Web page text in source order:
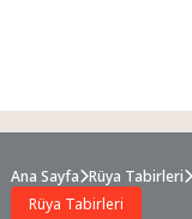
Ana Sayfa Rüya Tabirleri
Rüya Tabirleri